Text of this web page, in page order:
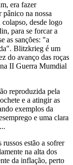
era fazer
pânico na nossa
colapso, desde logo
para se forcar a
as sanções: "a
Blitzkrieg é um
do avanço das roças
na II Guerra Mumdial
reproduzida pela
e a atingir as
exemplos da
e uma clara
estão a sofrer
na alta dos
da inflação, perto